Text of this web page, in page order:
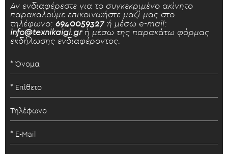
Αν ενδιαφέρεστε για το συγκεκριμένο ακίνητο
παρακαλούμε επικοινωήστε μαζί μας στο
τηλέφωνο: 6940059327 ή μέσω e-mail:
info@texnikaigi.grή μέσω της παρακάτω φόρμας
εκδήλωσης ενδιαφέροντος.